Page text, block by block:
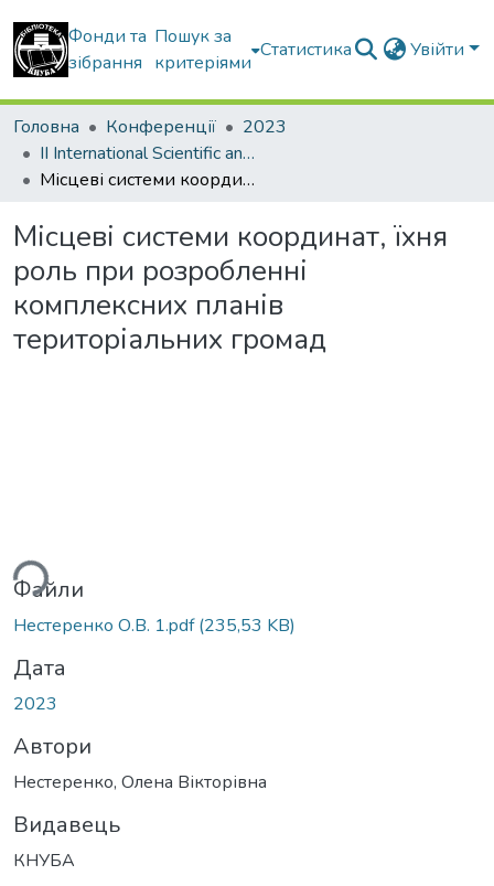
Фонди та
зібрання
Пошук за
критеріями
Статистика Увійти
Головна Конференції
2023
ІІ International Scientific and Practical Conference LAND & PROPERTY DEVELOPMENT: INNOVATIONS AND TRANSFORMATIONS
Місцеві системи координат, їхня роль при розробленні комплексних планів територіальних громад
Місцеві системи координат, їхня
роль при розробленні
комплексних планів
територіальних громад
Файли
Нестеренко О.В. 1.pdf(235,53 KB)
Дата
2023
Автори
Нестеренко, Олена Вікторівна
Видавець
КНУБА